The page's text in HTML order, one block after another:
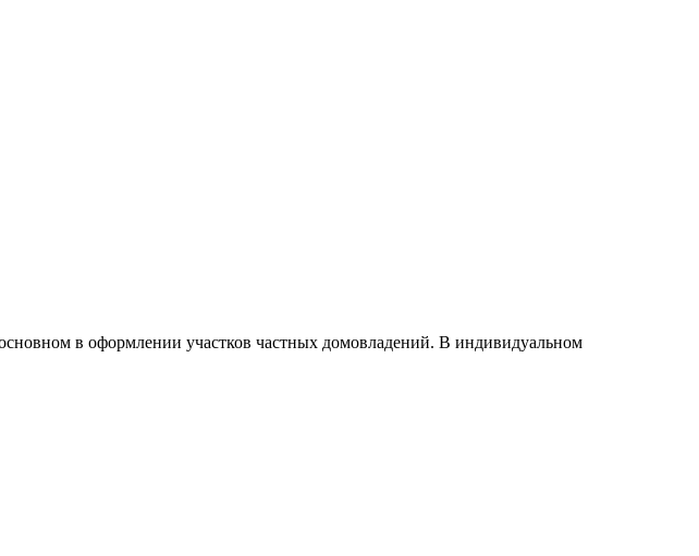
в оформлении участков частных домовладений. В индивидуальном